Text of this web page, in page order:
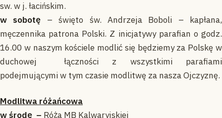
sw. w j. łacińskim.
w sobotę – święto św. Andrzeja Boboli – kapłana,
męczennika patrona Polski. Z inicjatywy parafian o godz.
16.00 w naszym kościele modlić się będziemy za Polskę w
duchowej łączności z wszystkimi parafiami
podejmującymi w tym czasie modlitwę za nasza Ojczyznę.
Modlitwa różańcowa
w środę – Róża MB Kalwaryjskiej